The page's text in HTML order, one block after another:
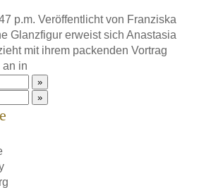
p.m. Veröffentlicht von Franziska
Glanzfigur erweist sich Anastasia
mit ihrem packenden Vortrag
an in
»
»